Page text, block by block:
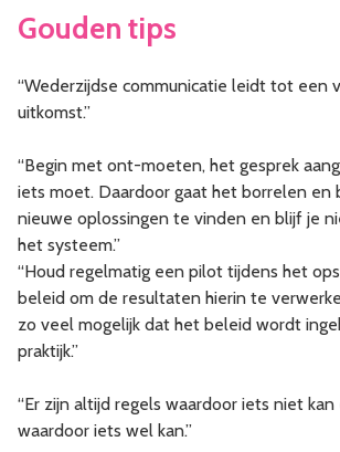
Gouden tips
“Wederzijdse communicatie leidt tot een
uitkomst.”
“Begin met ont-moeten, het gesprek
iets moet. Daardoor gaat het borrelen en
nieuwe oplossingen te vinden en blijf je
het systeem.”
“Houd regelmatig een pilot tijdens het
beleid om de resultaten hierin te
zo veel mogelijk dat het beleid wordt
praktijk.”
“Er zijn altijd regels waardoor iets niet kan
waardoor iets wel kan.”